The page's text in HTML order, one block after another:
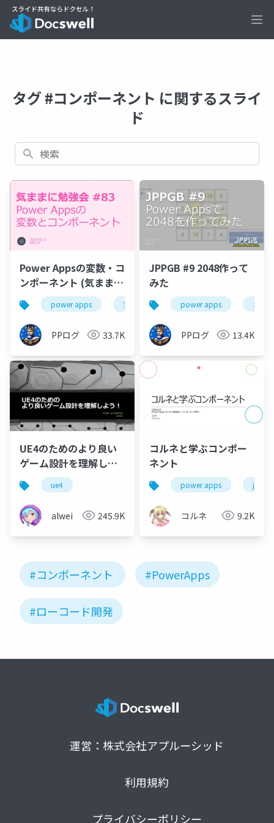
タグ #コンポーネント に関するスライ
ド
検索
Power Appsの変数・コ
ンポーネント (気ままに
勉強会 #83)
power apps 変数 コンポーネント 保守性
PPログ 33.7K
JPPGB #9 2048作って
みた
power apps コン
PPログ 13.4K
UE4のためのより良い
ゲーム設計を理解しよ
う！
ue4
alwei 245.9K
コルネと学ぶコンポー
ネント
power apps jpaug
コルネ 9.2K
#コンポーネント #PowerApps
#ローコード開発
運営：株式会社アプルーシッド
利用規約
プライバシーポリシー